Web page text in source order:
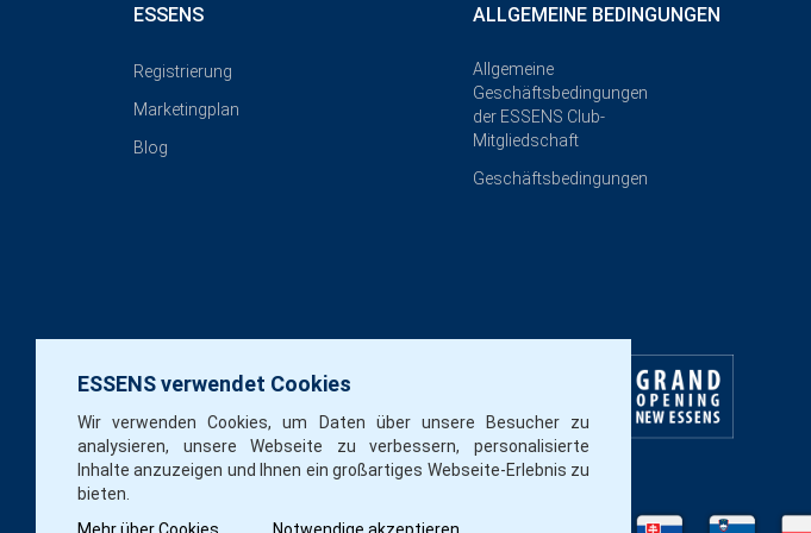
ESSENS verwendet Cookies
Wir verwenden Cookies, um Daten über unsere Besucher zu
analysieren, unsere Webseite zu verbessern, personalisierte
Inhalte anzuzeigen und Ihnen ein großartiges Webseite-Erlebnis zu
bieten.
ESSENS
Registrierung
Marketingplan
Blog
ALLGEMEINE BEDINGUNGEN
Allgemeine
Geschäftsbedingungen
der ESSENS Club-
Mitgliedschaft
Geschäftsbedingungen